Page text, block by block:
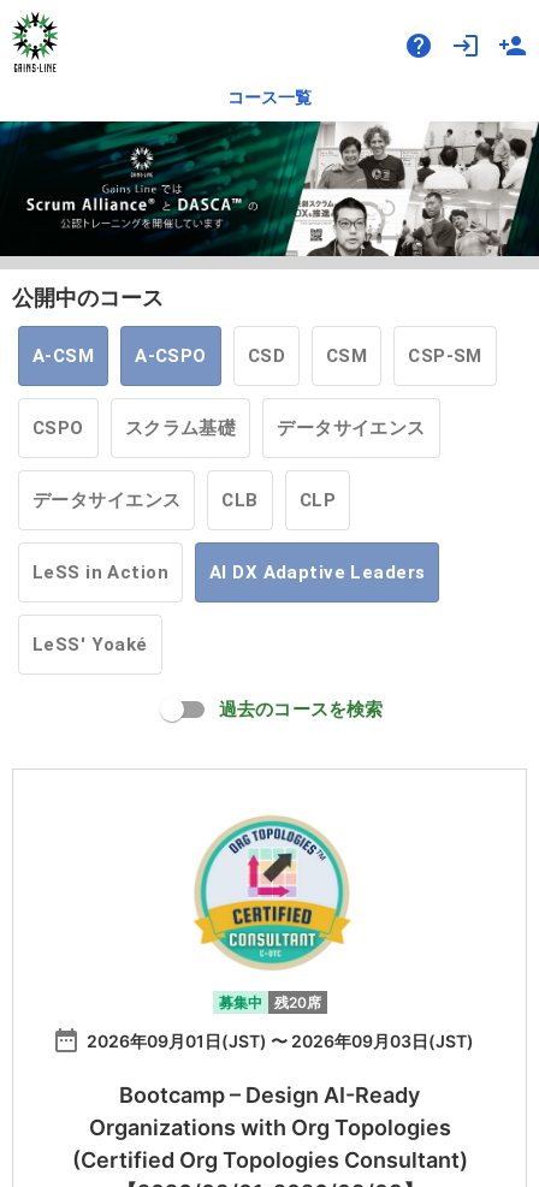
help login person_add
コース一覧
公開中のコース
A-CSM A-CSPO CSD CSM CSP-SM
CSPO スクラム基礎 データサイエンス
データサイエンス CLB CLP
LeSS in Action AI DX Adaptive Leaders
LeSS' Yoaké
過去のコースを検索
募集中 残20席
date_range 2026年09月01日(JST) 〜 2026年09月03日(JST)
Bootcamp – Design AI-Ready
Organizations with Org Topologies
(Certified Org Topologies Consultant)